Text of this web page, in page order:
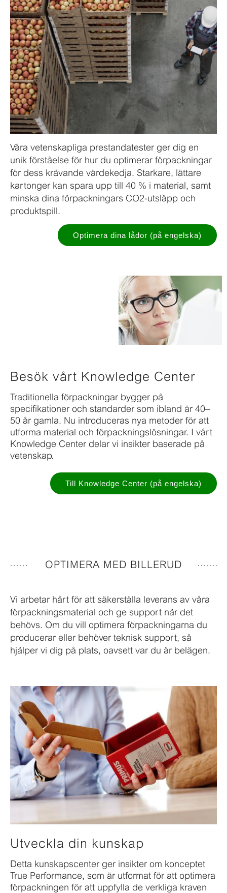
Våra vetenskapliga prestandatester ger dig en
unik förståelse för hur du optimerar förpackningar
för dess krävande värdekedja. Starkare, lättare
kartonger kan spara upp till 40 % i material, samt
minska dina förpackningars CO2-utsläpp och
produktspill.
Optimera dina lådor (på engelska)
Besök vårt Knowledge Center
Traditionella förpackningar bygger på
specifikationer och standarder som ibland är 40–
50 år gamla. Nu introduceras nya metoder för att
utforma material och förpackningslösningar. I vårt
Knowledge Center delar vi insikter baserade på
vetenskap.
Till Knowledge Center (på engelska)
OPTIMERA MED BILLERUD
Vi arbetar hårt för att säkerställa leverans av våra
förpackningsmaterial och ge support när det
behövs. Om du vill optimera förpackningarna du
producerar eller behöver teknisk support, så
hjälper vi dig på plats, oavsett var du är belägen.
Utveckla din kunskap
Detta kunskapscenter ger insikter om konceptet
True Performance, som är utformat för att optimera
förpackningen för att uppfylla de verkliga kraven